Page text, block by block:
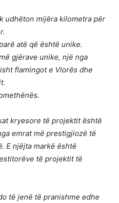
udhëton mijëra kilometra për
atë që është unike.
gjërave unike, një nga
flamingot e Vlorës dhe
kryesore të projektit është
emrat më prestigjiozë të
E njëjta markë është
të projektit të
të jenë të pranishme edhe